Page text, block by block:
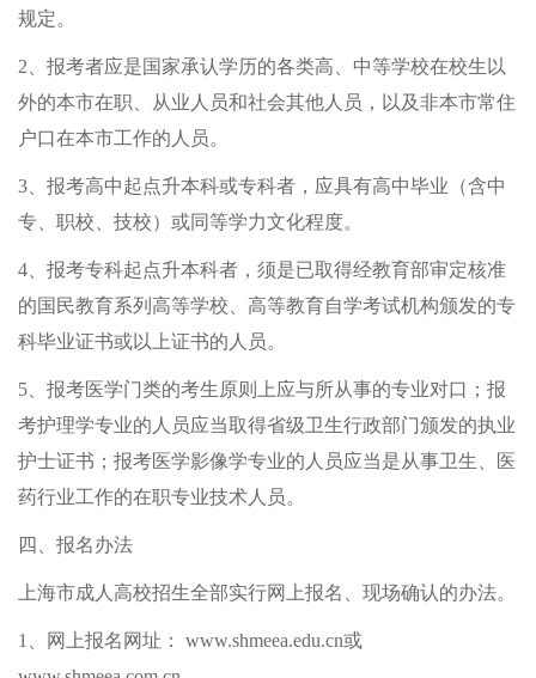
规定。
2、报考者应是国家承认学历的各类高、中等学校在校生以
外的本市在职、从业人员和社会其他人员，以及非本市常住
户口在本市工作的人员。
3、报考高中起点升本科或专科者，应具有高中毕业（含中
专、职校、技校）或同等学力文化程度。
4、报考专科起点升本科者，须是已取得经教育部审定核准
的国民教育系列高等学校、高等教育自学考试机构颁发的专
科毕业证书或以上证书的人员。
5、报考医学门类的考生原则上应与所从事的专业对口；报
考护理学专业的人员应当取得省级卫生行政部门颁发的执业
护士证书；报考医学影像学专业的人员应当是从事卫生、医
药行业工作的在职专业技术人员。
四、报名办法
上海市成人高校招生全部实行网上报名、现场确认的办法。
1、网上报名网址： www.shmeea.edu.cn或